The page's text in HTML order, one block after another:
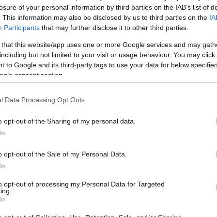
of your personal information by third parties on the IAB’s list of
This information may also be disclosed by us to third parties on the
Participants that may further disclose it to other third parties.
that this website/app uses one or more Google services and may
but not limited to your visit or usage behaviour. You may
to Google and its third-party tags to use your data for below
consent section.
Data Processing Opt Outs
opt-out of the Sharing of my personal data.
opt-out of the Sale of my Personal Data.
opt-out of processing my Personal Data for Targeted
mű svéd nyelven való megjelenése egyedülálló
Karinthy Frigyes Utazás a koponyám körül
már kiadták svédül. Karinthy Frigyes és
Stockholmban is közismert. A kötet
körök képviselőit, újságírókat, kritikusokat és
élet képviselőit.
Magyarok Országos Szövetsége) vezetőjének,
Svédországban élő magyar nyersfordítása
át költői svéd nyelvre. Az orvos, műfordító a
Babits, Radnóti, Kányádi Sándor és József Attila
Ove Berglund az idén vehette
és elnyerte a Budavári Önkormányzat Tóth
az író.